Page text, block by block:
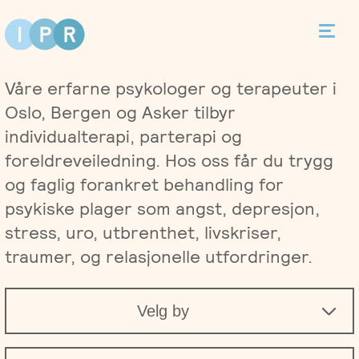
Kontakt
Terapi
Individualterapi
Priser
Asker
Bergen
Behandlere
Kurs
Våre erfarne psykologer og terapeuter i
Oslo, Bergen og Asker tilbyr
individualterapi, parterapi og
foreldreveiledning. Hos oss får du trygg
og faglig forankret behandling for
psykiske plager som angst, depresjon,
stress, uro, utbrenthet, livskriser,
traumer, og relasjonelle utfordringer.
Velg by